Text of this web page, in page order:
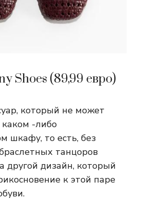
Shoes (89,99 евро)
который не может
каком -либо
шкафу, то есть, без
танцоров
другой дизайн, который
к этой паре